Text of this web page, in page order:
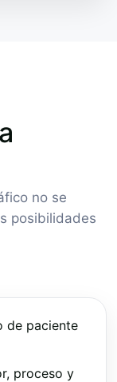
no se
posibilidades
de paciente
proceso y